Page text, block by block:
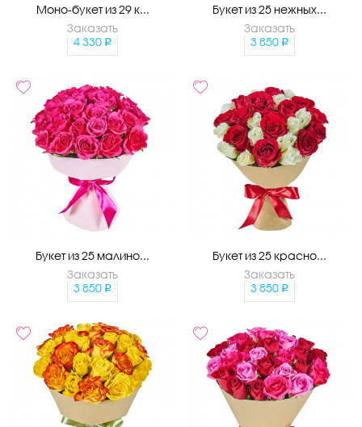
Моно-букет из 29 к...
Заказать
4 330
Букет из 25 нежных...
Заказать
3 850
Букет из 25 малино...
Заказать
3 850
Букет из 25 красно...
Заказать
3 850